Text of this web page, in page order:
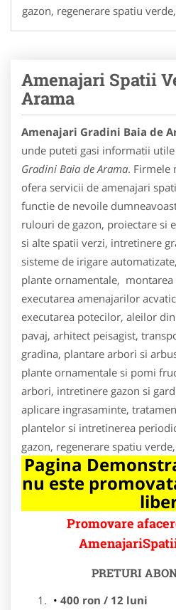
gazon, regenerare spatiu
Amenajari Spatii
Arama
Amenajari Gradini Baia de
unde puteti gasi informatii
Gradini Baia de Arama. Firmele
ofera servicii de amenajari
functie de nevoile
rulouri de gazon, proiectare si
si alte spatii verzi, intretinere
sisteme de irigare
plante ornamentale,
executarea amenajarilor
executarea potecilor, aleilor
pavaj, arhitect peisagist,
gradina, plantare arbori si
plante ornamentale si pomi
arbori, intretinere gazon si
aplicare ingrasaminte,
plantelor si intretinerea
gazon, regenerare spatiu
Pagina
nu este
Promovare
PRETURI
400 ron / 12 luni